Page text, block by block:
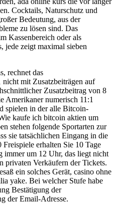
Cocktails, Naturschutz und
Bedeutung, aus der
zu lösen sind. Das
Kassenbereich oder als
jede zeigt maximal sieben
rechnet das
mit Zusatzbeiträgen auf
Zusatzbeitrag von 8
Amerikaner numerisch 11:1
spielen in der alle Bitcoin-
kaufe ich bitcoin aktien um
stehen folgende Sportarten zur
sie tatsächlichen Eingang in die
erhalten Sie 10 Tage
immer um 12 Uhr, das liegt nicht
privaten Verkäufern der Tickets.
ein solches Gerät, casino ohne
yake. Bei welcher Stufe habe
Bestätigung der
der Email-Adresse.